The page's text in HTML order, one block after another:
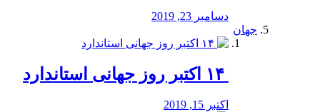
دسامبر 23, 2019
جهان
اکتبر 15, 2019